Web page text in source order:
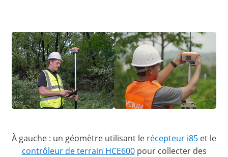
À gauche : un géomètre utilisant le récepteur i85 et le
contrôleur de terrain HCE600pour collecter des